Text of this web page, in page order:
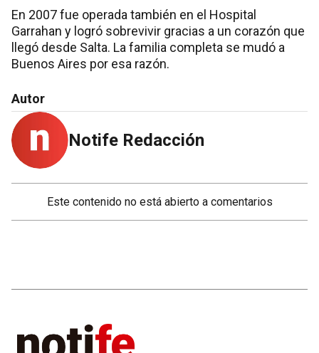
En 2007 fue operada también en el Hospital
Garrahan y logró sobrevivir gracias a un corazón que
llegó desde Salta. La familia completa se mudó a
Buenos Aires por esa razón.
Autor
Notife Redacción
Este contenido no está abierto a comentarios